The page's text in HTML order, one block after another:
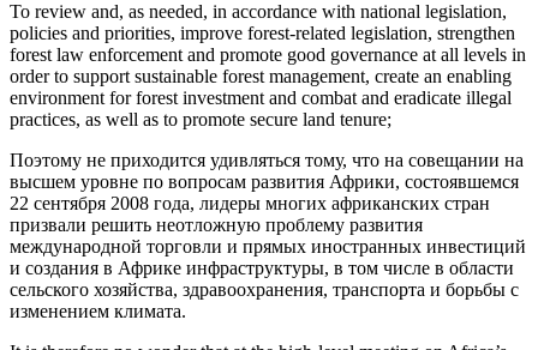
To review and, as needed, in accordance with national legislation,
policies and priorities, improve forest-related legislation, strengthen
forest law enforcement and promote good governance at all levels in
order to support sustainable forest management, create an enabling
environment for forest investment and combat and eradicate illegal
practices, as well as to promote secure land tenure;
Поэтому не приходится удивляться тому, что на совещании на
высшем уровне по вопросам развития Африки, состоявшемся
22 сентября 2008 года, лидеры многих африканских стран
призвали решить неотложную проблему развития
международной торговли и прямых иностранных инвестиций
и создания в Африке инфраструктуры, в том числе в области
сельского хозяйства, здравоохранения, транспорта и борьбы с
изменением климата.